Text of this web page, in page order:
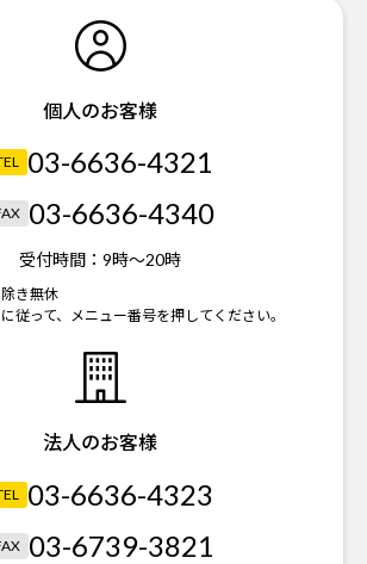
個人のお客様
03-6636-4321
03-6636-4340
受付時間： 9時～20時
き無休
従って、メニュー番号を押してください。
法人のお客様
03-6636-4323
03-6739-3821